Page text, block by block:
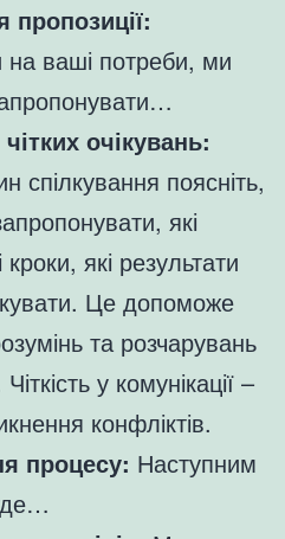
пропозиції:
ваші потреби, ми
очікувань:
спілкування поясніть,
які
які результати
Це допоможе
та розчарувань
у комунікації –
конфліктів.
процесу: Наступним